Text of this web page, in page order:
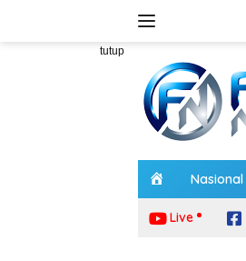
tutup
o
m
e
Nasional
Live